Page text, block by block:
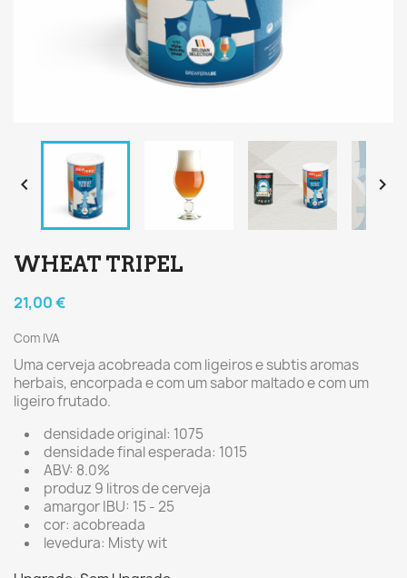
 
WHEAT TRIPEL
21,00 €
Com IVA
Uma cerveja acobreada com ligeiros e subtis aromas
herbais, encorpada e com um sabor maltado e com um
ligeiro frutado.
densidade original: 1075
densidade final esperada: 1015
ABV: 8.0%
produz 9 litros de cerveja
amargor IBU: 15 - 25
cor: acobreada
levedura: Misty wit